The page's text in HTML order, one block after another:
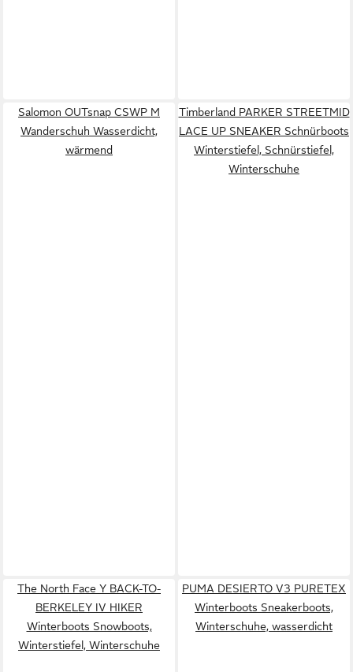
Salomon OUTsnap CSWP M
Wanderschuh Wasserdicht,
wärmend
Timberland PARKER STREETMID
LACE UP SNEAKER Schnürboots
Winterstiefel, Schnürstiefel,
Winterschuhe
The North Face Y BACK-TO-
BERKELEY IV HIKER
Winterboots Snowboots,
Winterstiefel, Winterschuhe
PUMA DESIERTO V3 PURETEX
Winterboots Sneakerboots,
Winterschuhe, wasserdicht